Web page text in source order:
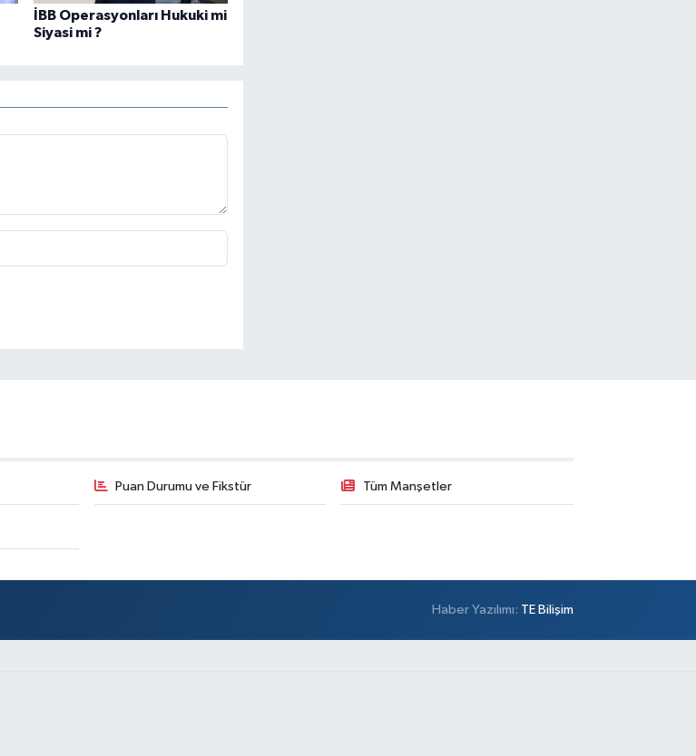
İBB Operasyonları Hukuki mi
Siyasi mi ?
Puan Durumu ve Fikstür Tüm Manşetler
Haber Yazılımı: TE Bilişim